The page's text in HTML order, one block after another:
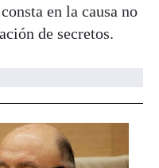
en la causa no
de secretos.